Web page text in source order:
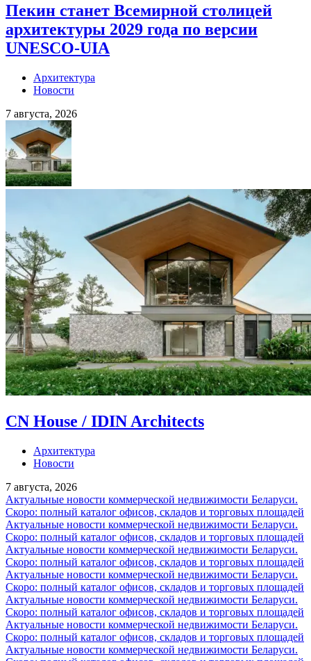
Пекин станет Всемирной столицей
архитектуры 2029 года по версии
UNESCO-UIA
Архитектура
Новости
7 августа, 2026
CN House / IDIN Architects
Архитектура
Новости
7 августа, 2026
Актуальные новости коммерческой недвижимости Беларуси.
Скоро: полный каталог офисов, складов и торговых площадей
Актуальные новости коммерческой недвижимости Беларуси.
Скоро: полный каталог офисов, складов и торговых площадей
Актуальные новости коммерческой недвижимости Беларуси.
Скоро: полный каталог офисов, складов и торговых площадей
Актуальные новости коммерческой недвижимости Беларуси.
Скоро: полный каталог офисов, складов и торговых площадей
Актуальные новости коммерческой недвижимости Беларуси.
Скоро: полный каталог офисов, складов и торговых площадей
Актуальные новости коммерческой недвижимости Беларуси.
Скоро: полный каталог офисов, складов и торговых площадей
Актуальные новости коммерческой недвижимости Беларуси.